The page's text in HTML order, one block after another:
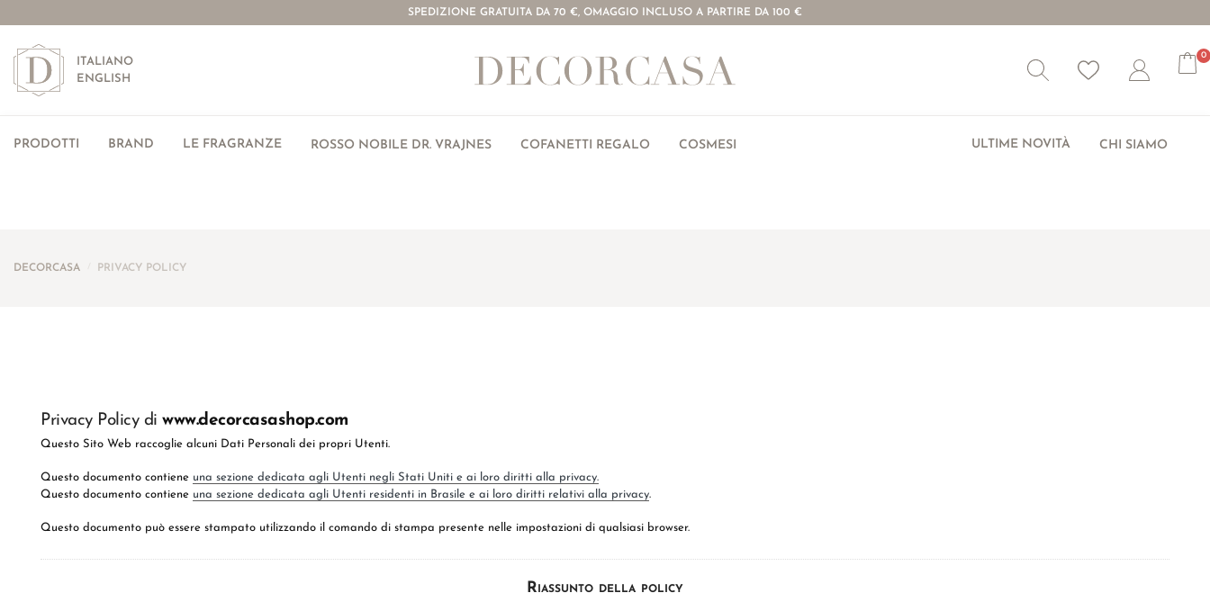
SPEDIZIONE GRATUITA DA 70 €, OMAGGIO INCLUSO A PARTIRE DA 100 €
ITALIANO
ENGLISH
Wishlist Account
0
PRODOTTI BRAND LE FRAGRANZE ROSSO NOBILE DR. VRAJNES COFANETTI REGALO COSMESI ULTIME NOVITÀ CHI SIAMO
DECORCASA PRIVACY POLICY
Privacy Policy di www.decorcasashop.com
Questo Sito Web raccoglie alcuni Dati Personali dei propri Utenti.
Questo documento contiene una sezione dedicata agli Utenti negli Stati Uniti e ai loro diritti alla privacy.
Questo documento contiene una sezione dedicata agli Utenti residenti in Brasile e ai loro diritti relativi alla privacy.
Questo documento può essere stampato utilizzando il comando di stampa presente nelle impostazioni di qualsiasi browser.
Riassunto della policy